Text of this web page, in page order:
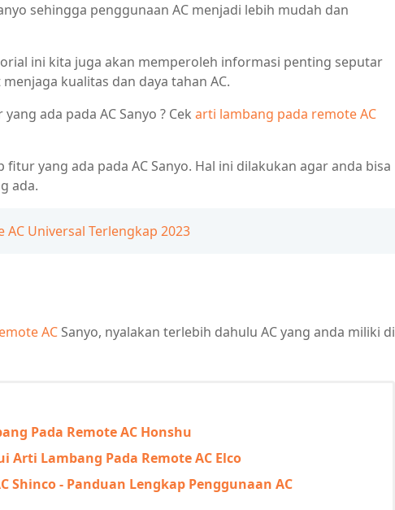
sehingga penggunaan AC menjadi lebih mudah dan
ini kita juga akan memperoleh informasi penting seputar
kualitas dan daya tahan AC.
ada pada AC Sanyo ? Cek arti lambang pada remote AC
yang ada pada AC Sanyo. Hal ini dilakukan agar anda bisa
ada.
AC Universal Terlengkap 2023
ACSanyo, nyalakan terlebih dahulu AC yang anda miliki di
Pada Remote AC Honshu
Arti Lambang Pada Remote AC Elco
Shinco - Panduan Lengkap Penggunaan AC